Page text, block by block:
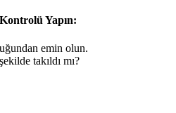
Yapın:
emin olun.
takıldı mı?